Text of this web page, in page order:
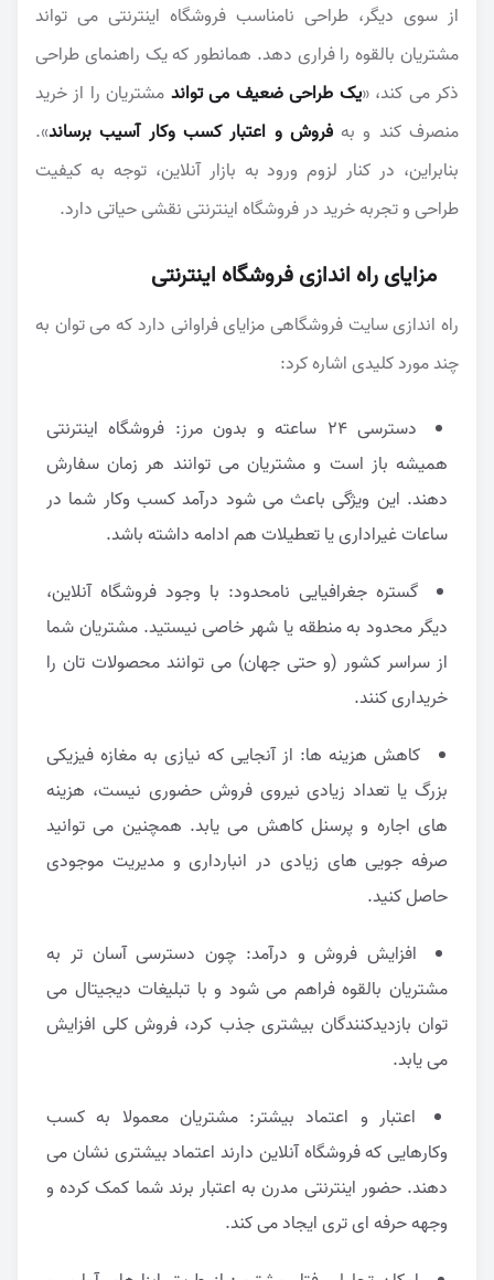
از سوی دیگر، طراحی نامناسب فروشگاه اینترنتی می تواند
مشتریان بالقوه را فراری دهد. همانطور که یک راهنمای طراحی
ذکر می کند، «یک طراحی ضعیف می تواند مشتریان را از خرید
منصرف کند و بهفروش و اعتبار کسب وکار آسیب برساند».
بنابراین، در کنار لزوم ورود به بازار آنلاین، توجه به کیفیت
طراحی و تجربه خرید در فروشگاه اینترنتی نقشی حیاتی دارد.
مزایای راه اندازی فروشگاه اینترنتی
راه اندازی سایت فروشگاهی مزایای فراوانی دارد که می توان به
چند مورد کلیدی اشاره کرد:
دسترسی ۲۴ ساعته و بدون مرز: فروشگاه اینترنتی
همیشه باز است و مشتریان می توانند هر زمان سفارش
دهند. این ویژگی باعث می شود درآمد کسب وکار شما در
ساعات غیراداری یا تعطیلات هم ادامه داشته باشد.
گستره جغرافیایی نامحدود: با وجود فروشگاه آنلاین،
دیگر محدود به منطقه یا شهر خاصی نیستید. مشتریان شما
از سراسر کشور (و حتی جهان) می توانند محصولات تان را
خریداری کنند.
کاهش هزینه ها: از آنجایی که نیازی به مغازه فیزیکی
بزرگ یا تعداد زیادی نیروی فروش حضوری نیست، هزینه
های اجاره و پرسنل کاهش می یابد. همچنین می توانید
صرفه جویی های زیادی در انبارداری و مدیریت موجودی
حاصل کنید.
افزایش فروش و درآمد: چون دسترسی آسان تر به
مشتریان بالقوه فراهم می شود و با تبلیغات دیجیتال می
توان بازدیدکنندگان بیشتری جذب کرد، فروش کلی افزایش
می یابد.
اعتبار و اعتماد بیشتر: مشتریان معمولا به کسب
وکارهایی که فروشگاه آنلاین دارند اعتماد بیشتری نشان می
دهند. حضور اینترنتی مدرن به اعتبار برند شما کمک کرده و
وجهه حرفه ای تری ایجاد می کند.